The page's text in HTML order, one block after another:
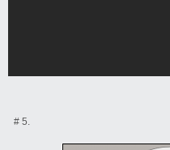
# 5.